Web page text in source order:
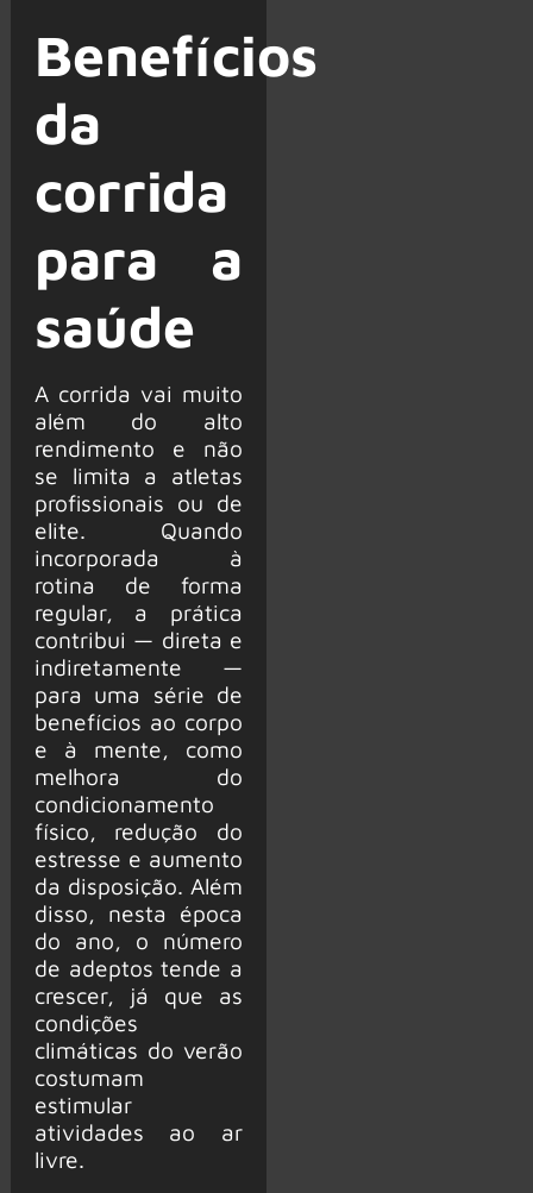
Benefícios
da
corrida
para a
saúde
A corrida vai muito
além do alto
rendimento e não
se limita a atletas
profissionais ou de
elite. Quando
incorporada à
rotina de forma
regular, a prática
contribui — direta e
indiretamente —
para uma série de
benefícios ao corpo
e à mente, como
melhora do
condicionamento
físico, redução do
estresse e aumento
da disposição. Além
disso, nesta época
do ano, o número
de adeptos tende a
crescer, já que as
condições
climáticas do verão
costumam
estimular
atividades ao ar
livre.